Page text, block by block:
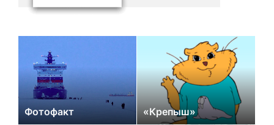
Фотофакт «Крепыш»